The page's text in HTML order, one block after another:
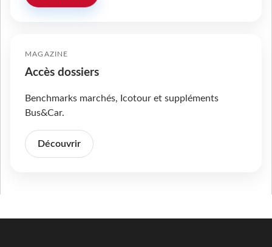
MAGAZINE
Accès dossiers
Benchmarks marchés, Icotour et suppléments
Bus&Car.
Découvrir